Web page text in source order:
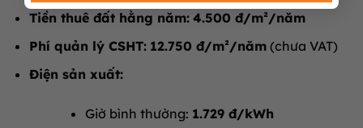
Tiền thuê đất hằng năm: 4.500 đ/m²/năm
Phí quản lý CSHT: 12.750 đ/m²/năm(chưa VAT)
Điện sản xuất:
Giờ bình thường: 1.729 đ/kWh